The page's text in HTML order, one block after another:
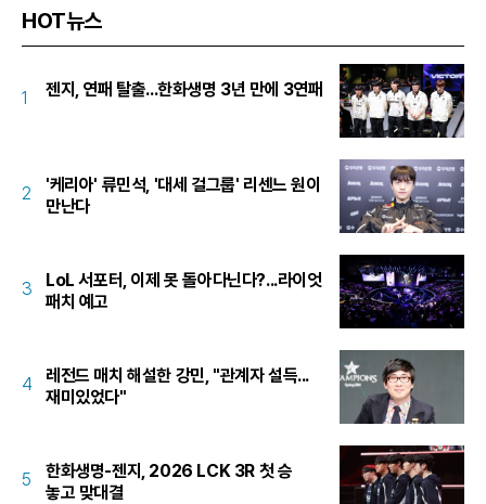
HOT뉴스
1 젠지, 연패 탈출...한화생명 3년 만에 3연패
2
'케리아' 류민석, '대세 걸그룹' 리센느 원이
만난다
3
LoL 서포터, 이제 못 돌아다닌다?...라이엇
패치 예고
4
레전드 매치 해설한 강민, "관계자 설득...
재미있었다"
5
한화생명-젠지, 2026 LCK 3R 첫 승
놓고 맞대결